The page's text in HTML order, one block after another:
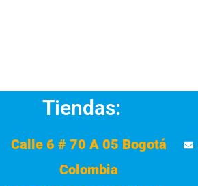
Tiendas:
Calle 6 # 70 A 05 Bogotá
Colombia